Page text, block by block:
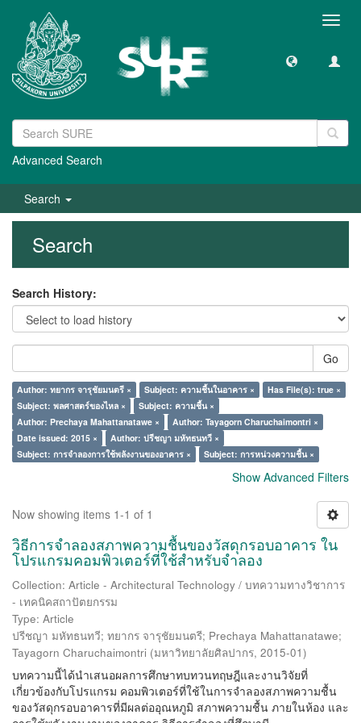
Advanced Search
Search
Search
Search History:
Go
Author: ทยากร จารุชัยมนตรี × Subject: ความชื้นในอาคาร ×
Has File(s): true ×
Subject: พลศาสตร์ของไหล ×
Subject: ความชื้น ×
Author: Prechaya Mahattanatawe ×
Author: Tayagorn Charuchaimontri ×
Date issued: 2015 ×
Author: ปรีชญา มหัทธนทวี ×
Subject: การจำลองการใช้พลังงานของอาคาร ×
Subject: การหน่วงความชื้น ×
Show Advanced Filters
Now showing items 1-1 of 1
วิธีการจำลองสภาพความชื้นของวัสดุกรอบอาคาร ใน
โปรแกรมคอมพิวเตอร์ที่ใช้สำหรับจำลอง
Collection: Article - Architectural Technology / บทความทางวิชาการ
- เทคนิคสถาปัตยกรรม
Type: Article
ปรีชญา มหัทธนทวี; ทยากร จารุชัยมนตรี; Prechaya Mahattanatawe;
Tayagorn Charuchaimontri (มหาวิทยาลัยศิลปากร, 2015-01)
บทความนี้ได้นำเสนอผลการศึกษาทบทวนทฤษฎีและงานวิจัยที่
เกี่ยวข้องกับโปรแกรม คอมพิวเตอร์ที่ใช้ในการจำลองสภาพความชื้น
ของวัสดุกรอบอาคารที่มีผลต่ออุณหภูมิ สภาพความชื้น ภายในห้อง และ